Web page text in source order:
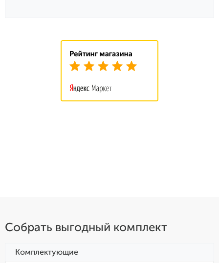
Собрать выгодный комплект
Комплектующие